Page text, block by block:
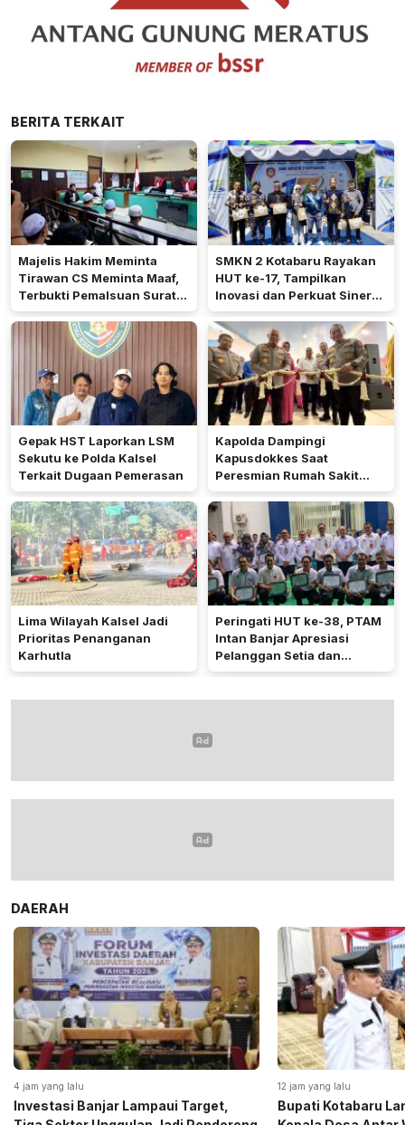
BERITA TERKAIT
Majelis Hakim Meminta
Tirawan CS Meminta Maaf,
Terbukti Pemalsuan Surat
Tanah di Lahan PT AGM
SMKN 2 Kotabaru Rayakan
HUT ke-17, Tampilkan
Inovasi dan Perkuat Sinergi
dengan Masyarakat
Gepak HST Laporkan LSM
Sekutu ke Polda Kalsel
Terkait Dugaan Pemerasan
Kapolda Dampingi
Kapusdokkes Saat
Peresmian Rumah Sakit
Bhayangkara Dr Yusuf
Wibisono Banjarbaru
Lima Wilayah Kalsel Jadi
Prioritas Penanganan
Karhutla
Peringati HUT ke-38, PTAM
Intan Banjar Apresiasi
Pelanggan Setia dan
Karyawan 20 Tahun
DAERAH
4 jam yang lalu
Investasi Banjar Lampaui Target,
12 jam yang lalu
Bupati Kotabaru